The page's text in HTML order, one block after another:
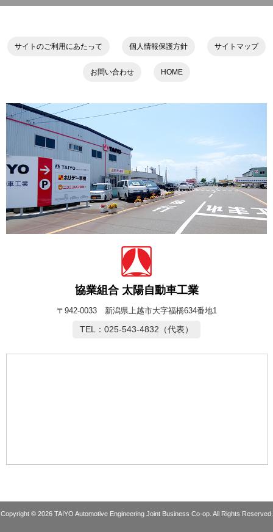
サイトのご利用にあたって 個人情報保護方針 サイトマップ
お問い合わせ HOME
協業組合 太陽自動車工業
〒942-0033 新潟県上越市大字福橋634番地1
TEL：025-543-4832（代表）
Copyright © 2026 TAIYO Automotive Engineering Joint Business Co-op. All Rights Reserved.